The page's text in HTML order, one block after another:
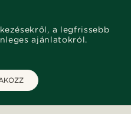
a legfrissebb
ajánlatokról.